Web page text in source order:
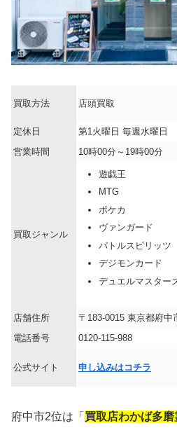
買取方法 店頭買取
定休日
第1火曜日 毎週水曜日
営業時間
10時00分～19時00分
買取ジャンル
遊戯王
MTG
ポケカ
ヴァンガード
バトルスピリッツ
デジモンカード
デュエルマスター
店舗住所
〒183-0015 東京都府中
電話番号
0120-115-988
公式サイト 申し込みはコチラ
府中市2位は「 買取店わかば多